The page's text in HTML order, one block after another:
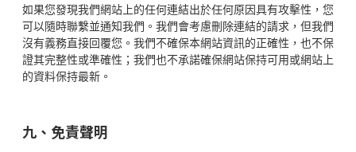
如果您發現我們網站上的任何連結出於任何原因具有攻擊性，您
可以隨時聯繫並通知我們。我們會考慮刪除連結的請求，但我們
沒有義務直接回覆您。我們不確保本網站資訊的正確性，也不保
證其完整性或準確性；我們也不承諾確保網站保持可用或網站上
的資料保持最新。
九、免責聲明